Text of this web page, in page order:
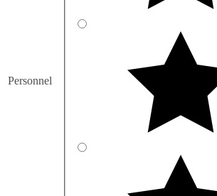
Personnel